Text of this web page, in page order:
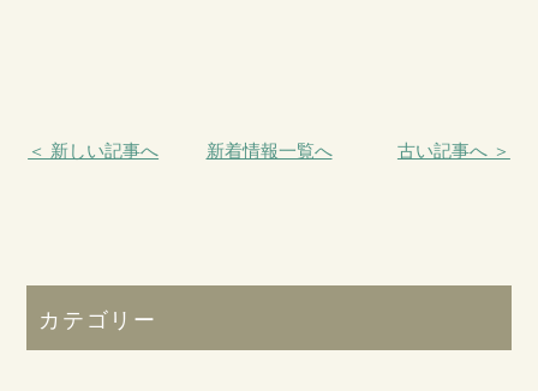
＜ 新しい記事へ 新着情報一覧へ 古い記事へ ＞
カテゴリー